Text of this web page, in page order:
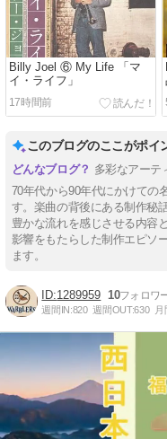
Billy Joel ⑥ My Life 「マ
イ・ライフ」
17時間前
このブログのここがポイ
多彩なアーテ
70年代から90年代にかけての
す。楽曲の背後にある制作秘
豊かな流れを感じさせる内容
影響をもたらした制作エピソ
ます。
1289959 10
週間IN:820 週間OUT:630 月